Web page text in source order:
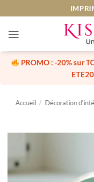
au
contenu
PROMO : -20% sur
Accueil / Décoration